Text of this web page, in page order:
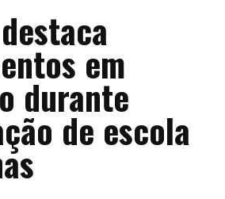
em
durante
de escola